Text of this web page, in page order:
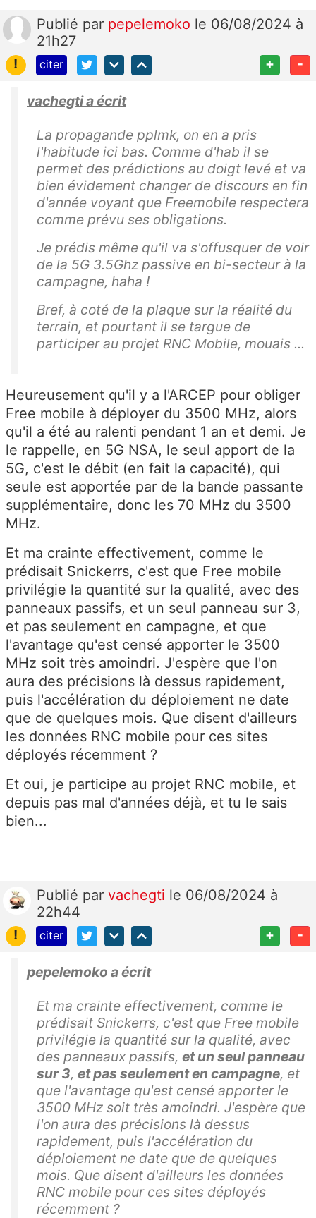
Publié par pepelemoko le 06/08/2024 à
21h27
!
citer + -
vachegti a écrit
La propagande pplmk, on en a pris
l'habitude ici bas. Comme d'hab il se
permet des prédictions au doigt levé et va
bien évidement changer de discours en fin
d'année voyant que Freemobile respectera
comme prévu ses obligations.
Je prédis même qu'il va s'offusquer de voir
de la 5G 3.5Ghz passive en bi-secteur à la
campagne, haha !
Bref, à coté de la plaque sur la réalité du
terrain, et pourtant il se targue de
participer au projet RNC Mobile, mouais ...
Heureusement qu'il y a l'ARCEP pour obliger
Free mobile à déployer du 3500 MHz, alors
qu'il a été au ralenti pendant 1 an et demi. Je
le rappelle, en 5G NSA, le seul apport de la
5G, c'est le débit (en fait la capacité), qui
seule est apportée par de la bande passante
supplémentaire, donc les 70 MHz du 3500
MHz.
Et ma crainte effectivement, comme le
prédisait Snickerrs, c'est que Free mobile
privilégie la quantité sur la qualité, avec des
panneaux passifs, et un seul panneau sur 3,
et pas seulement en campagne, et que
l'avantage qu'est censé apporter le 3500
MHz soit très amoindri. J'espère que l'on
aura des précisions là dessus rapidement,
puis l'accélération du déploiement ne date
que de quelques mois. Que disent d'ailleurs
les données RNC mobile pour ces sites
déployés récemment ?
Et oui, je participe au projet RNC mobile, et
depuis pas mal d'années déjà, et tu le sais
bien...
Publié par vachegti le 06/08/2024 à
22h44
!
citer + -
pepelemoko a écrit
Et ma crainte effectivement, comme le
prédisait Snickerrs, c'est que Free mobile
privilégie la quantité sur la qualité, avec
des panneaux passifs, et un seul panneau
sur 3, et pas seulement en campagne, et
que l'avantage qu'est censé apporter le
3500 MHz soit très amoindri. J'espère que
l'on aura des précisions là dessus
rapidement, puis l'accélération du
déploiement ne date que de quelques
mois. Que disent d'ailleurs les données
RNC mobile pour ces sites déployés
récemment ?